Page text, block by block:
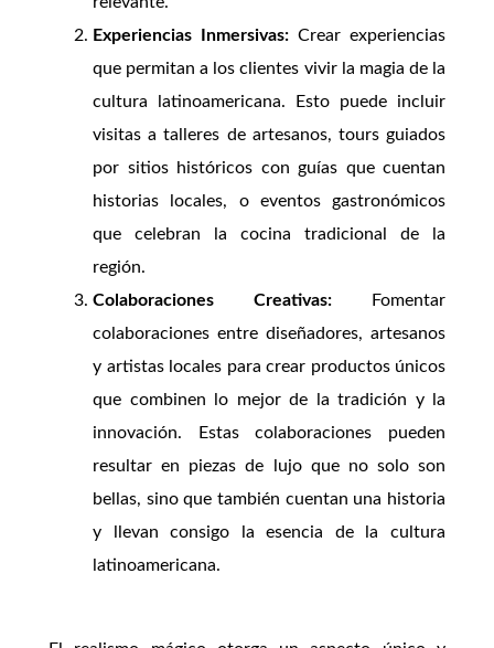
Experiencias Inmersivas: Crear experiencias
que permitan a los clientes vivir la magia de la
cultura latinoamericana. Esto puede incluir
visitas a talleres de artesanos, tours guiados
por sitios históricos con guías que cuentan
historias locales, o eventos gastronómicos
que celebran la cocina tradicional de la
región.
Colaboraciones Creativas:
Fomentar
colaboraciones entre diseñadores, artesanos
y artistas locales para crear productos únicos
que combinen lo mejor de la tradición y la
innovación. Estas colaboraciones pueden
resultar en piezas de lujo que no solo son
bellas, sino que también cuentan una historia
y llevan consigo la esencia de la cultura
latinoamericana.